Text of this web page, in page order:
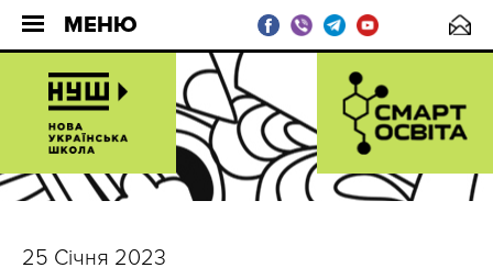
МЕНЮ
25 Січня 2023